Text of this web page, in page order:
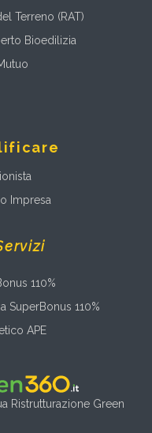
Terreno (RAT)
Bioedilizia
Impresa
110%
SuperBonus 110%
APE
Ristrutturazione Green